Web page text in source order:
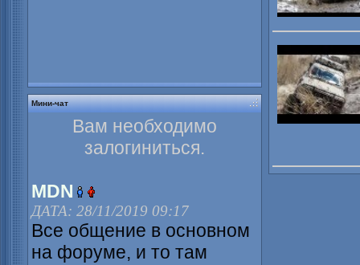
Мини-чат
Вам необходимо
залогиниться.
MDN
ДАТА: 28/11/2019 09:17
Все общение в основном
на форуме, и то там